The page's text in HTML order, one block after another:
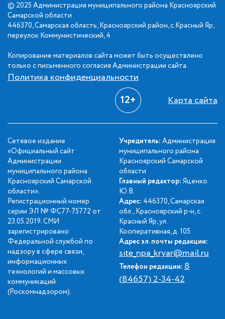
© 2025 Администрация муниципального района Красноярский
Самарской области
446370, Самарская область, Красноярский район, с.Красный Яр,
переулок Коммунистический, 4
Копирование материалов сайта может быть осуществлено
только с письменного согласия Администрации сайта.
Политика конфиденциальности
12+ Карта сайта
Сетевое издание
«Официальный сайт
Администрации
муниципального района
Красноярский Самарской
области».
Регистрационный номер
серии ЭЛ № ФС77-75772 от
23.05.2019. СМИ
зарегистрировано
Федеральной службой по
надзору в сфере связи,
информационных
технологий и массовых
коммуникаций
(Роскомнадзором).
Учредитель: Администрация
муниципального района
Красноярский Самарской
области
Главный редактор: Яценко
Ю.В.
Адрес: 446370, Самарская
обл., Красноярский р-н, с.
Красный Яр, ул.
Кооперативная, д. 105
Адрес эл. почты редакции:
site_npa_kryar@mail.ru
Телефон редакции:8
(84657) 2-34-42